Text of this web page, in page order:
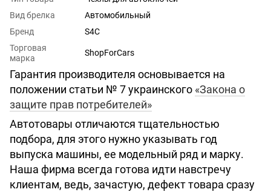
Вид брелка
Автомобильный
Бренд
S4C
Торговая
марка
ShopForCars
Гарантия производителя основывается на
положении статьи № 7 украинского «Закона о
защите прав потребителей»
Автотовары отличаются тщательностью
подбора, для этого нужно указывать год
выпуска машины, ее модельный ряд и марку.
Наша фирма всегда готова идти навстречу
клиентам, ведь, зачастую, дефект товара сразу